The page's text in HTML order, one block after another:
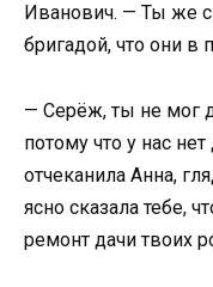
Иванович. — Ты же
бригадой, что они в
— Серёж, ты не мог
потому что у нас
отчеканила Анна,
ясно сказала тебе,
ремонт дачи твоих